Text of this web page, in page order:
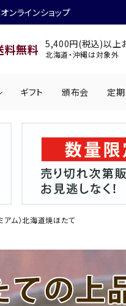
ラインショップ
料無料 5,400円(税込)以上
北海道・沖縄は対象外
丸う
501円～
～5,000円 5,001円～
ギフト 頒布会 定
アム）北海道焼ほたて